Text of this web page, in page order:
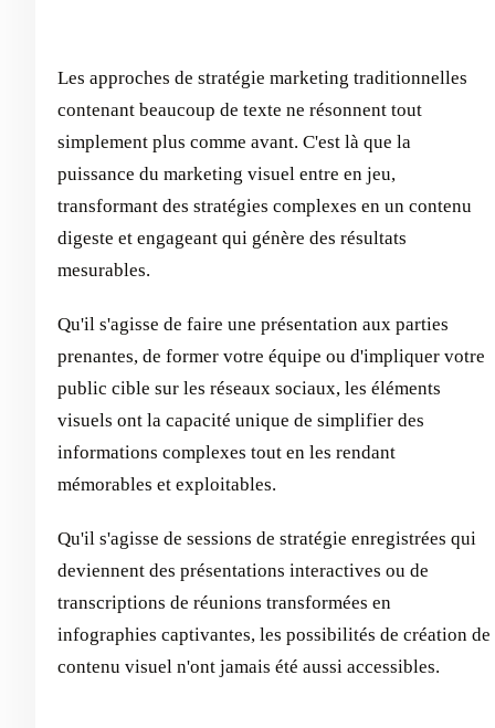
Les approches de stratégie marketing traditionnelles
contenant beaucoup de texte ne résonnent tout
simplement plus comme avant. C'est là que la
puissance du marketing visuel entre en jeu,
transformant des stratégies complexes en un contenu
digeste et engageant qui génère des résultats
mesurables.
Qu'il s'agisse de faire une présentation aux parties
prenantes, de former votre équipe ou d'impliquer votre
public cible sur les réseaux sociaux, les éléments
visuels ont la capacité unique de simplifier des
informations complexes tout en les rendant
mémorables et exploitables.
Qu'il s'agisse de sessions de stratégie enregistrées qui
deviennent des présentations interactives ou de
transcriptions de réunions transformées en
infographies captivantes, les possibilités de création de
contenu visuel n'ont jamais été aussi accessibles.